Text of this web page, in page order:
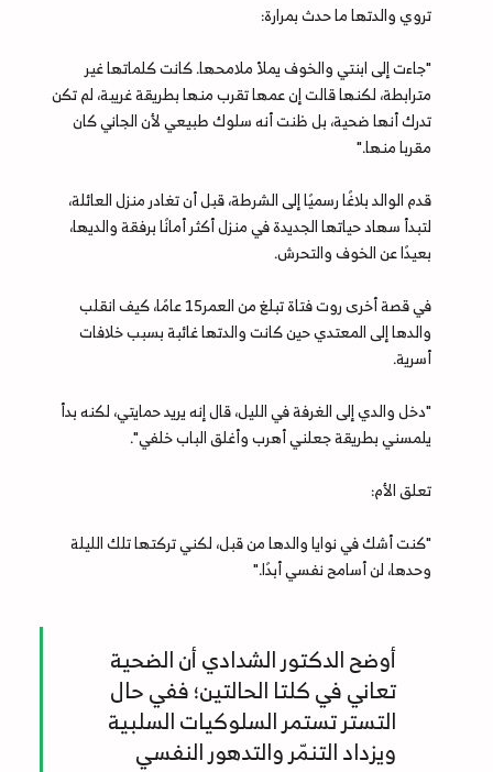
تروي والدتها ما حدث بمرارة:
"جاءت إلى ابنتي والخوف يملأ ملامحها. كانت كلماتها غير
مترابطة، لكنها قالت إن عمها تقرب منها بطريقة غريبة، لم تكن
تدرك أنها ضحية، بل ظنت أنه سلوك طبيعي لأن الجاني كان
مقربا منها."
قدم الوالد بلاغًا رسميًا إلى الشرطة، قبل أن تغادر منزل العائلة،
لتبدأ سهاد حياتها الجديدة في منزل أكثر أمانًا برفقة والديها،
بعيدًا عن الخوف والتحرش.
في قصة أخرى روت فتاة تبلغ من العمر15 عامًا، كيف انقلب
والدها إلى المعتدي حين كانت والدتها غائبة بسبب خلافات
أسرية.
"دخل والدي إلى الغرفة في الليل، قال إنه يريد حمايتي، لكنه بدأ
يلمسني بطريقة جعلني أهرب وأغلق الباب خلفي".
تعلق الأم:
"كنت أشك في نوايا والدها من قبل، لكني تركتها تلك الليلة
وحدها، لن أسامح نفسي أبدًا."
أوضح الدكتور الشدادي أن الضحية
تعاني في كلتا الحالتين؛ ففي حال
التستر تستمر السلوكيات السلبية
ويزداد التنمّر والتدهور النفسي